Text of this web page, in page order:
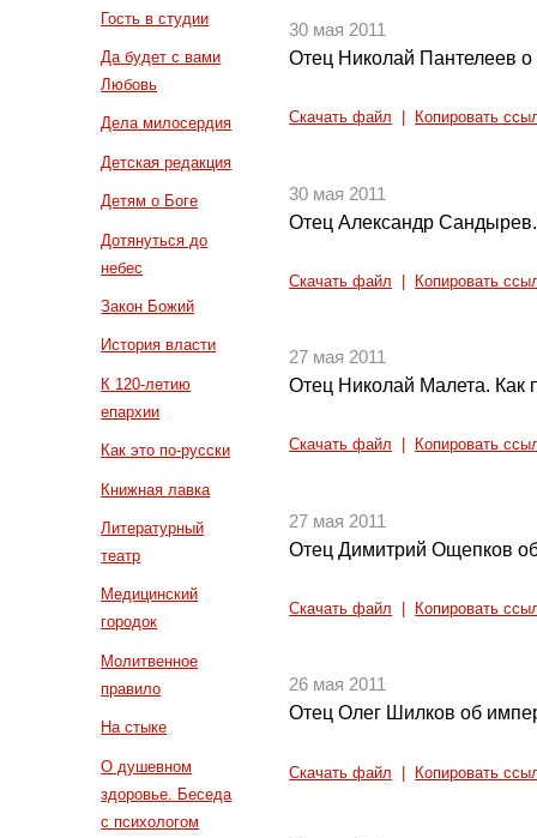
Гость в студии
Да будет с вами
Любовь
Дела милосердия
Детская редакция
Детям о Боге
Дотянуться до
небес
Закон Божий
История власти
К 120-летию
епархии
Как это по-русски
Книжная лавка
Литературный
театр
Медицинский
городок
Молитвенное
правило
На стыке
О душевном
здоровье. Беседа
с психологом
30 мая 2011
Отец Николай Пантелеев
Скачать файл Копировать
30 мая 2011
Отец Александр
Скачать файл Копировать
27 мая 2011
Отец Николай Малета. Как
Скачать файл Копировать
27 мая 2011
Отец Димитрий Ощепков
Скачать файл Копировать
26 мая 2011
Отец Олег Шилков об
Скачать файл Копировать